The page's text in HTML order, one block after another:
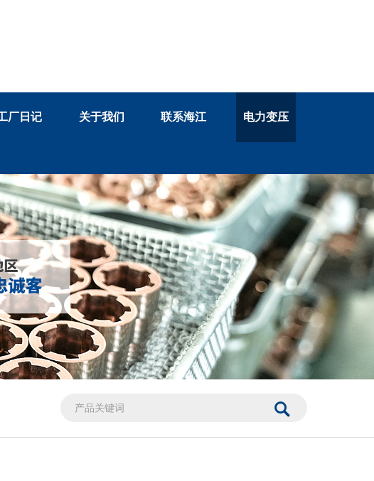
客服咨询电话：13758884033
厂日记 关于我们 联系海江 电力变压